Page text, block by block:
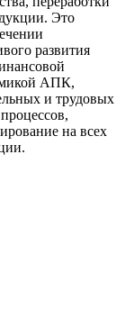
Это
развития
АПК,
и трудовых
на всех